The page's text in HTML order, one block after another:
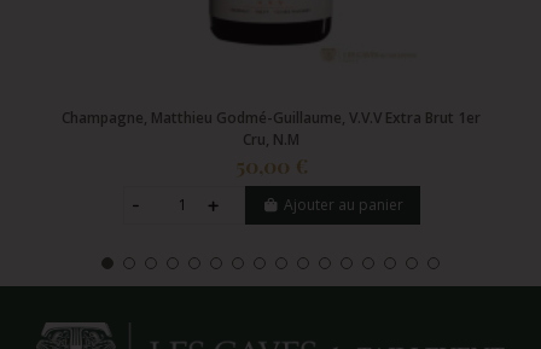
Champagne, Matthieu Godmé-Guillaume, V.V.V Extra Brut 1er
Cru, N.M
50,00 €
Ajouter au panier